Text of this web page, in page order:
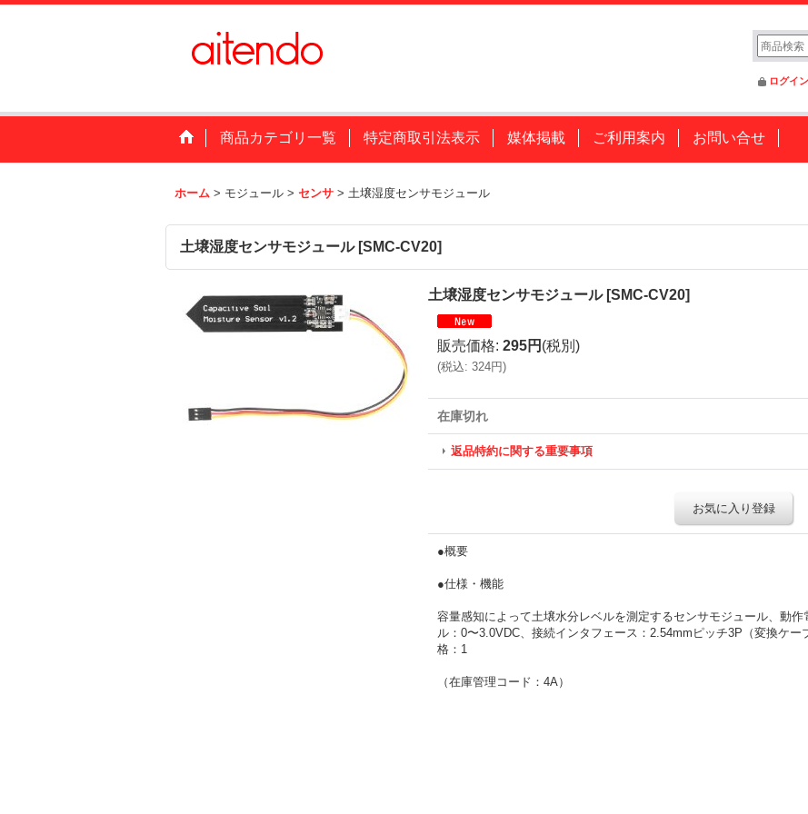
ログイン
商品カテゴリ一覧 特定商取引法表示 媒体掲載 ご利用案内 お問い合せ
ホーム > モジュール > センサ > 土壌湿度センサモジュール
土壌湿度センサモジュール [SMC-CV20]
土壌湿度センサモジュール [SMC-CV20]
販売価格: 295円 (税別)
(税込: 324円)
在庫切れ
返品特約に関する重要事項
お気に入り登録
●概要
●仕様・機能
容量感知によって土壌水分レベルを測定するセンサモジュール、動
ル：0〜3.0VDC、接続インタフェース：2.54mmピッチ3P（変換ケ
格：1
（在庫管理コード：4A）